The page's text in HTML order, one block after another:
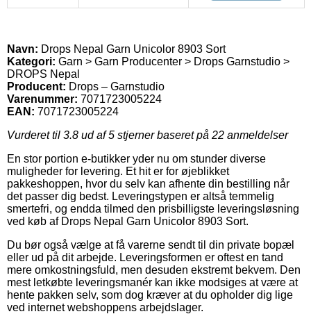
Navn: Drops Nepal Garn Unicolor 8903 Sort
Kategori: Garn > Garn Producenter > Drops Garnstudio >
DROPS Nepal
Producent: Drops – Garnstudio
Varenummer: 7071723005224
EAN: 7071723005224
Vurderet til 3.8 ud af 5 stjerner baseret på 22 anmeldelser
En stor portion e-butikker yder nu om stunder diverse
muligheder for levering. Et hit er for øjeblikket
pakkeshoppen, hvor du selv kan afhente din bestilling når
det passer dig bedst. Leveringstypen er altså temmelig
smertefri, og endda tilmed den prisbilligste leveringsløsning
ved køb af Drops Nepal Garn Unicolor 8903 Sort.
Du bør også vælge at få varerne sendt til din private bopæl
eller ud på dit arbejde. Leveringsformen er oftest en tand
mere omkostningsfuld, men desuden ekstremt bekvem. Den
mest letkøbte leveringsmanér kan ikke modsiges at være at
hente pakken selv, som dog kræver at du opholder dig lige
ved internet webshoppens arbejdslager.